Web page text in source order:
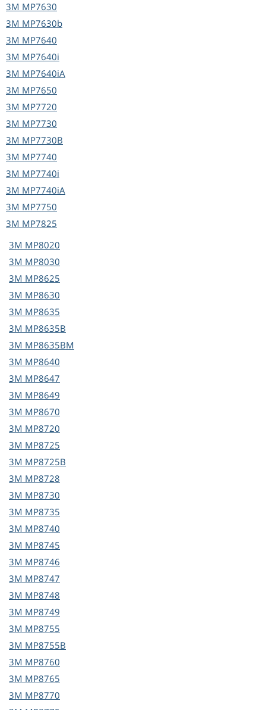
3M MP7630
3M MP7630b
3M MP7640
3M MP7640i
3M MP7640iA
3M MP7650
3M MP7720
3M MP7730
3M MP7730B
3M MP7740
3M MP7740i
3M MP7740iA
3M MP7750
3M MP7825
3M MP8020
3M MP8030
3M MP8625
3M MP8630
3M MP8635
3M MP8635B
3M MP8635BM
3M MP8640
3M MP8647
3M MP8649
3M MP8670
3M MP8720
3M MP8725
3M MP8725B
3M MP8728
3M MP8730
3M MP8735
3M MP8740
3M MP8745
3M MP8746
3M MP8747
3M MP8748
3M MP8749
3M MP8755
3M MP8755B
3M MP8760
3M MP8765
3M MP8770